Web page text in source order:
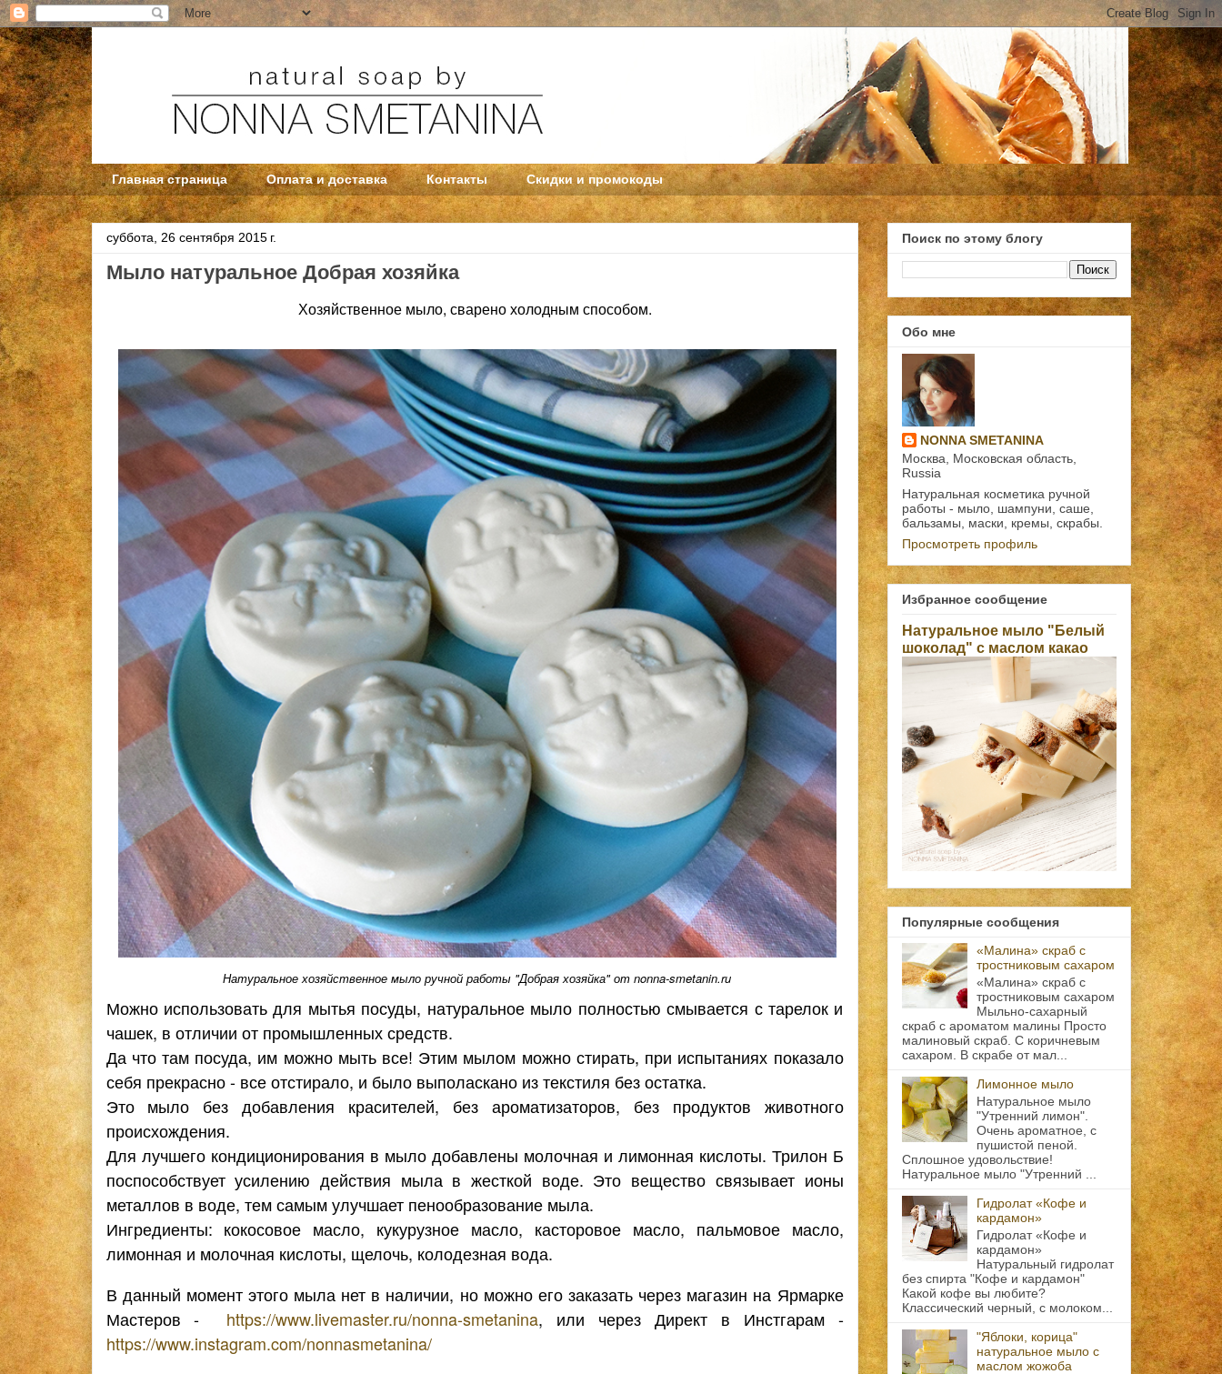
Главная страница Оплата и доставка Контакты Скидки и промокоды
суббота, 26 сентября 2015 г.
Мыло натуральное Добрая хозяйка
Хозяйственное мыло, сварено холодным способом.
Натуральное хозяйственное мыло ручной работы "Добрая хозяйка" от nonna-smetanin.ru
Можно использовать для мытья посуды, натуральное мыло полностью смывается с тарелок и
чашек, в отличии от промышленных средств.
Да что там посуда, им можно мыть все! Этим мылом можно стирать, при испытаниях показало
себя прекрасно - все отстирало, и было выполаскано из текстиля без остатка.
Это мыло без добавления красителей, без ароматизаторов, без продуктов животного
происхождения.
Для лучшего кондиционирования в мыло добавлены молочная и лимонная кислоты. Трилон Б
поспособствует усилению действия мыла в жесткой воде. Это вещество связывает ионы
металлов в воде, тем самым улучшает пенообразование мыла.
Ингредиенты: кокосовое масло, кукурузное масло, касторовое масло, пальмовое масло,
лимонная и молочная кислоты, щелочь, колодезная вода.
В данный момент этого мыла нет в наличии, но можно его заказать через магазин на Ярмарке
Мастеров - https://www.livemaster.ru/nonna-smetanina, или через Директ в Инстгарам -
https://www.instagram.com/nonnasmetanina/
Поиск по этому блогу
Обо мне
NONNA SMETANINA
Москва, Московская область,
Russia
Натуральная косметика ручной
работы - мыло, шампуни, саше,
бальзамы, маски, кремы, скрабы.
Просмотреть профиль
Избранное сообщение
Натуральное мыло "Белый
шоколад" с маслом какао
Популярные сообщения
«Малина» скраб с
тростниковым сахаром
«Малина» скраб с
тростниковым сахаром
Мыльно-сахарный
скраб с ароматом малины Просто
малиновый скраб. С коричневым
сахаром. В скрабе от мал...
Лимонное мыло
Натуральное мыло
"Утренний лимон".
Очень ароматное, с
пушистой пеной.
Сплошное удовольствие!
Натуральное мыло "Утренний ...
Гидролат «Кофе и
кардамон»
Гидролат «Кофе и
кардамон»
Натуральный гидролат
без спирта "Кофе и кардамон"
Какой кофе вы любите?
Классический черный, с молоком...
"Яблоки, корица"
натуральное мыло с
маслом жожоба